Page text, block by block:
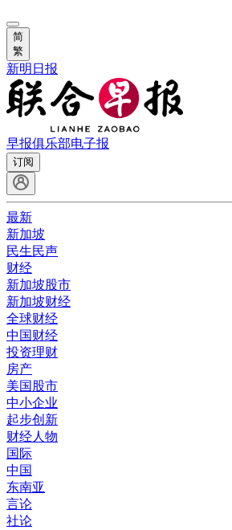
简
繁
新明日报
早报俱乐部电子报
订阅
最新
新加坡
民生民声
财经
新加坡股市
新加坡财经
全球财经
中国财经
投资理财
房产
美国股市
中小企业
起步创新
财经人物
国际
中国
东南亚
言论
社论